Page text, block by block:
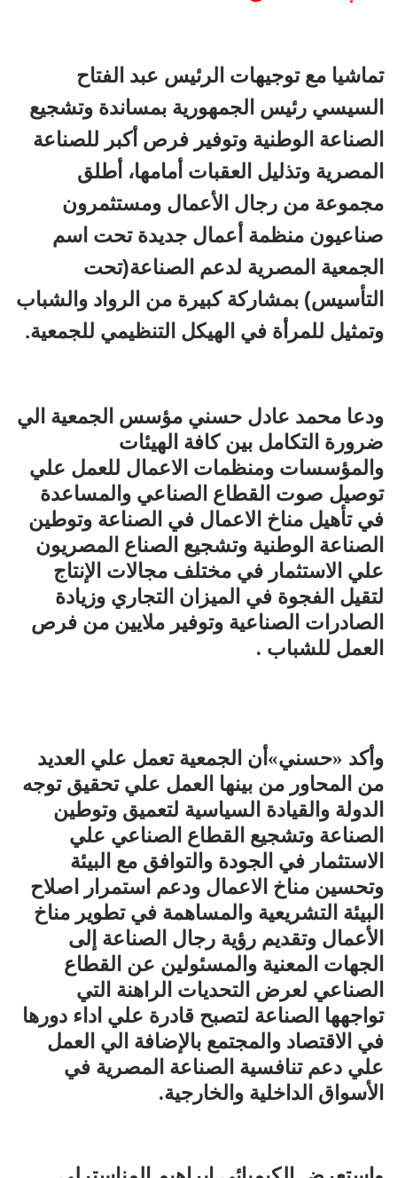
تماشيا مع توجيهات الرئيس عبد الفتاح
السيسي رئيس الجمهورية بمساندة وتشجيع
الصناعة الوطنية وتوفير فرص أكبر للصناعة
المصرية وتذليل العقبات أمامها، أطلق
مجموعة من رجال الأعمال ومستثمرون
صناعيون منظمة أعمال جديدة تحت اسم
الجمعية المصرية لدعم الصناعة(تحت
التأسيس) بمشاركة كبيرة من الرواد والشباب
وتمثيل للمرأة في الهيكل التنظيمي للجمعية.
ودعا محمد عادل حسني مؤسس الجمعية الي
ضرورة التكامل بين كافة الهيئات
والمؤسسات ومنظمات الاعمال للعمل علي
توصيل صوت القطاع الصناعي والمساعدة
في تأهيل مناخ الاعمال في الصناعة وتوطين
الصناعة الوطنية وتشجيع الصناع المصريون
علي الاستثمار في مختلف مجالات الإنتاج
لتقيل الفجوة في الميزان التجاري وزيادة
الصادرات الصناعية وتوفير ملايين من فرص
العمل للشباب .
وأكد «حسني»أن الجمعية تعمل علي العديد
من المحاور من بينها العمل علي تحقيق توجه
الدولة والقيادة السياسية لتعميق وتوطين
الصناعة وتشجيع القطاع الصناعي علي
الاستثمار في الجودة والتوافق مع البيئة
وتحسين مناخ الاعمال ودعم استمرار اصلاح
البيئة التشريعية والمساهمة في تطوير مناخ
الأعمال ‏وتقديم رؤية رجال الصناعة إلى
الجهات المعنية والمسئولين عن القطاع
الصناعي لعرض التحديات الراهنة التي
تواجهها الصناعة لتصبح قادرة علي اداء دورها
في الاقتصاد والمجتمع بالإضافة الي العمل
علي دعم تنافسية الصناعة المصرية في
الأسواق الداخلية والخارجية.